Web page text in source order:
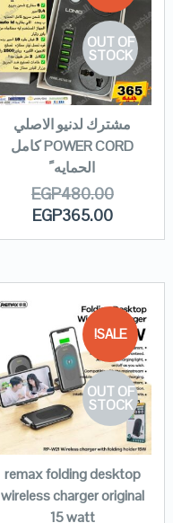
OUT OF
STOCK
مشترك لدنيو الاصلي
POWER CORD كامل
الحمايه ً
EGP480.00
EGP365.00
SALE!
OUT OF
STOCK
remax folding desktop
wireless charger original
15 watt